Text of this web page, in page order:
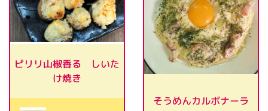
ピリリ山椒香る しいた
け焼き
そうめんカルボナーラ